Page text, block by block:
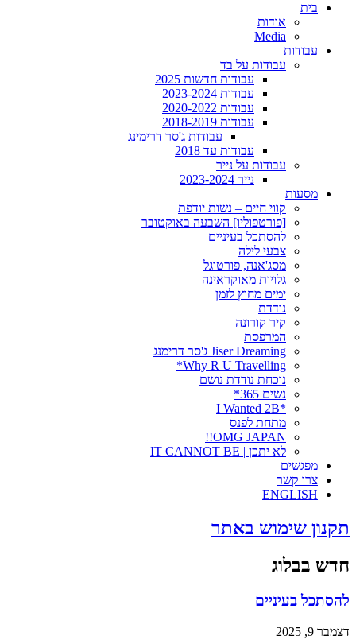
בית
אודות
Media
עבודות
עבודות על בד
עבודות חדשות 2025
עבודות 2023-2024
עבודות 2020-2022
עבודות 2018-2019
עבודות ג'סר דרימינג
עבודות עד 2018
עבודות על נייר
נייר 2023-2024
מסעות
קווי חיים – נשות יודפת
[פורטפוליו] השבעה באוקטובר
להסתכל בעיניים
צבעי לילה
מסג'אנה, פורטוגל
גלויות מאוקראינה
ימים מחוץ לזמן
נודדת
קיר קורונה
המרפסת
Jiser Dreaming ג'סר דרימנג
Why R U Travelling*
נוכחת נודדת נושם
נשים 365*
*I Wanted 2B
מתחת לפנס
OMG JAPAN!!
לא יתכן | IT CANNOT BE
מפגשים
צרו קשר
ENGLISH
תקנון שימוש באתר
חדש בבלוג
להסתכל בעיניים
דצמבר 9, 2025